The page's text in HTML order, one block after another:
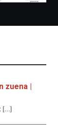
zuena |
[…]